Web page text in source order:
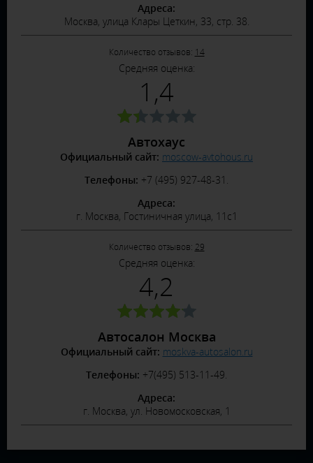
Адреса:
Москва, улица Клары Цеткин, 33, стр. 38.
Количество отзывов: 14
Средняя оценка:
1,4
Автохаус
Официальный сайт: moscow-avtohous.ru
Телефоны: +7 (495) 927-48-31.
Адреса:
г. Москва, Гостиничная улица, 11с1
Количество отзывов: 29
Средняя оценка:
4,2
Автосалон Москва
Официальный сайт: moskva-autosalon.ru
Телефоны: +7(495) 513-11-49.
Адреса:
г. Москва, ул. Новомосковская, 1